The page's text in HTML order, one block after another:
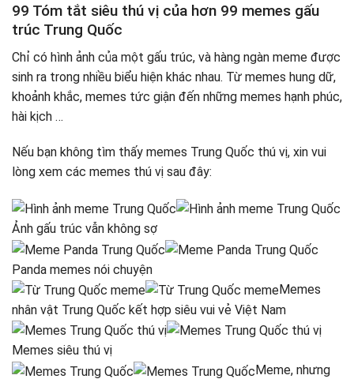
99 Tóm tắt siêu thú vị của hơn 99 memes gấu
trúc Trung Quốc
Chỉ có hình ảnh của một gấu trúc, và hàng ngàn meme được
sinh ra trong nhiều biểu hiện khác nhau. Từ memes hung dữ,
khoảnh khắc, memes tức giận đến những memes hạnh phúc,
hài kịch …
Nếu bạn không tìm thấy memes Trung Quốc thú vị, xin vui
lòng xem các memes thú vị sau đây:
Ảnh gấu trúc vẫn không sợ
Panda memes nói chuyện
Memes
nhân vật Trung Quốc kết hợp siêu vui vẻ Việt Nam
Memes siêu thú vị
Meme, nhưng